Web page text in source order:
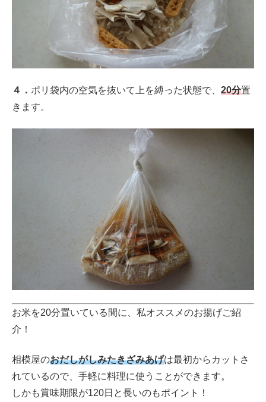
４． ポリ袋内の空気を抜いて上を縛った状態で、 20分置
きます。
お米を20分置いている間に、私オススメのお揚げご紹
介！
相模屋のおだしがしみたきざみあげは最初からカットさ
れているので、手軽に料理に使うことができます。
しかも賞味期限が120日と長いのもポイント！